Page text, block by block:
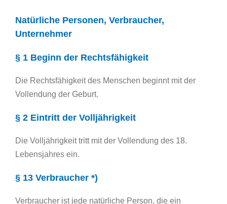
Natürliche Personen, Verbraucher,
Unternehmer
§ 1 Beginn der Rechtsfähigkeit
Die Rechtsfähigkeit des Menschen beginnt mit der
Vollendung der Geburt.
§ 2 Eintritt der Volljährigkeit
Die Volljährigkeit tritt mit der Vollendung des 18.
Lebensjahres ein.
§ 13 Verbraucher *)
Verbraucher ist jede natürliche Person, die ein